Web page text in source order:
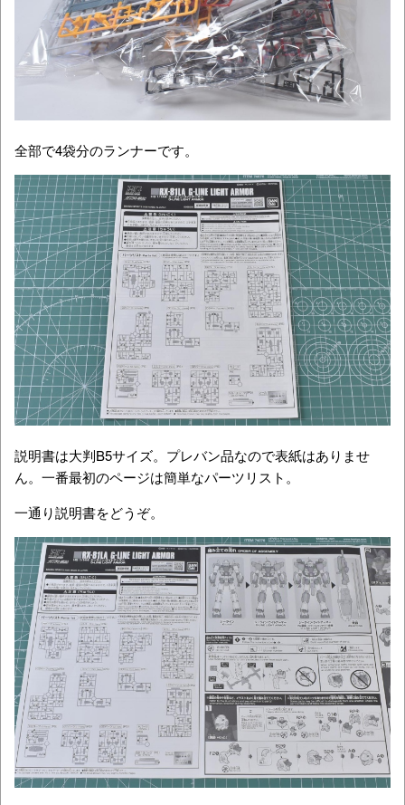
全部で4袋分のランナーです。
説明書は大判B5サイズ。プレバン品なので表紙はありませ
ん。一番最初のページは簡単なパーツリスト。
一通り説明書をどうぞ。